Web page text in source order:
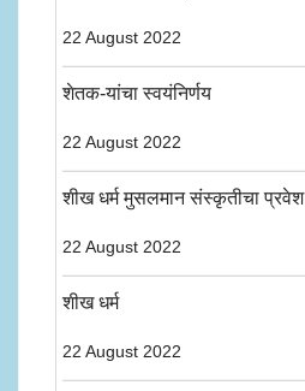
22 August 2022
शेतक-यांचा स्वयंनिर्णय
22 August 2022
शीख धर्म मुसलमान संस्कृतीचा प्रवेश
22 August 2022
शीख धर्म
22 August 2022